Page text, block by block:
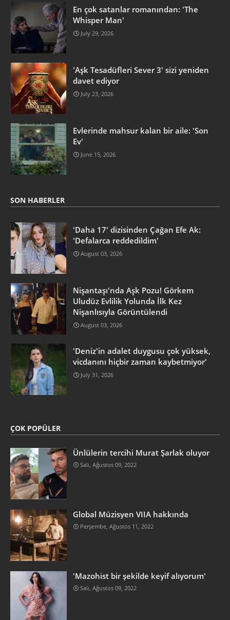
En çok satanlar romanından: 'The
Whisper Man'
July 29, 2026
'Aşk Tesadüfleri Sever 3' sizi yeniden
davet ediyor
July 23, 2026
Evlerinde mahsur kalan bir aile: 'Son
Ev'
June 15, 2026
SON HABERLER
'Daha 17' dizisinden Çağan Efe Ak:
'Defalarca reddedildim'
August 03, 2026
Nişantaşı'nda Aşk Pozu! Görkem
Uludüz Evlilik Yolunda İlk Kez
Nişanlısıyla Görüntülendi
August 03, 2026
'Deniz'in adalet duygusu çok yüksek,
vicdanını hiçbir zaman kaybetmiyor'
July 31, 2026
ÇOK POPÜLER
Ünlülerin tercihi Murat Şarlak oluyor
Salı, Ağustos 09, 2022
Global Müzisyen VIIA hakkında
Perşembe, Ağustos 11, 2022
'Mazohist bir şekilde keyif alıyorum'
Salı, Ağustos 09, 2022